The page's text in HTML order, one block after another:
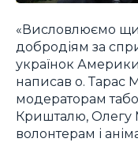
«Висловлюємо
добродіям за
українок
написав о. Тарас
модераторам
Кришталю, Олегу
волонтерам і